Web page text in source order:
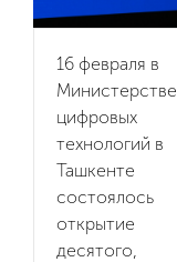
16 февраля в
Министерстве
цифровых
технологий в
Ташкенте
состоялось
открытие
десятого,